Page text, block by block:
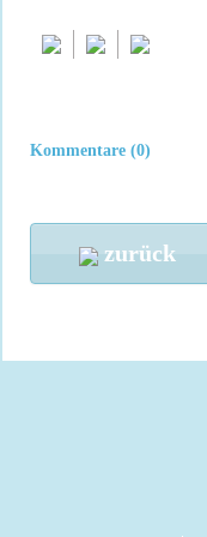
Kommentare (0)
zurück